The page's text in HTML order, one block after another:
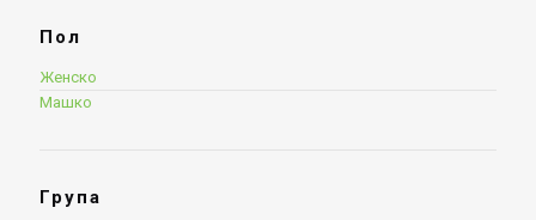
Пол
Женско
Машко
Група